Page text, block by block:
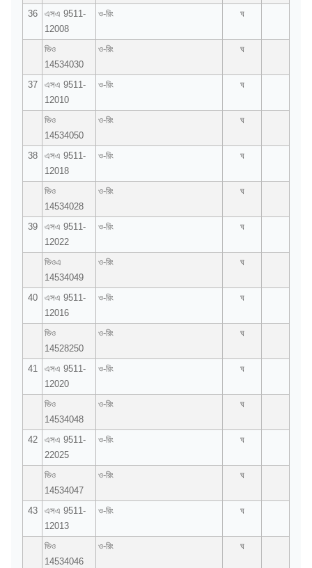
36
এসএ 9511-
12008
ও-রিং ঘ
ভিও
14534030
ও-রিং ঘ
37
এসএ 9511-
12010
ও-রিং ঘ
ভিও
14534050
ও-রিং ঘ
38
এসএ 9511-
12018
ও-রিং ঘ
ভিও
14534028
ও-রিং ঘ
39
এসএ 9511-
12022
ও-রিং ঘ
ভিওএ
14534049
ও-রিং ঘ
40
এসএ 9511-
12016
ও-রিং ঘ
ভিও
14528250
ও-রিং ঘ
41
এসএ 9511-
12020
ও-রিং ঘ
ভিও
14534048
ও-রিং ঘ
42
এসএ 9511-
22025
ও-রিং ঘ
ভিও
14534047
ও-রিং ঘ
43
এসএ 9511-
12013
ও-রিং ঘ
ভিও
14534046
ও-রিং ঘ